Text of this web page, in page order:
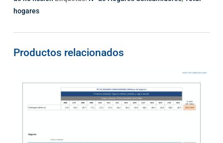
hogares
Productos relacionados